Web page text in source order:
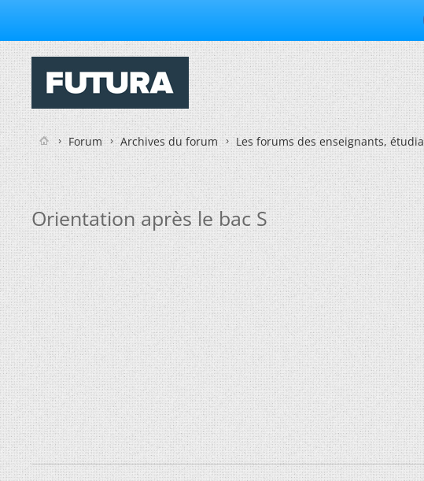
Forum Archives du forum Les forums des enseignants,
Orientation après le bac S